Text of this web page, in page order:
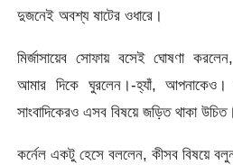
দুজনেই অবশ্য ষাটের ওধারে।
মির্জাসায়েব সোফায় বসেই ঘোষণা
আমার দিকে ঘুরলেন।-হ্যাঁ,
সাংবাদিকেরও এসব বিষয়ে জড়িত থাকা উচিত।
কর্নেল একটু হেসে বললেন, কীসব বিষয়ে